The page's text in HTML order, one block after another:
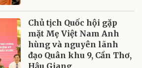
Chủ tịch Quốc hội gặp
mặt Mẹ Việt Nam Anh
hùng và nguyên lãnh
đạo Quân khu 9, Cần Thơ,
Hậu Giang